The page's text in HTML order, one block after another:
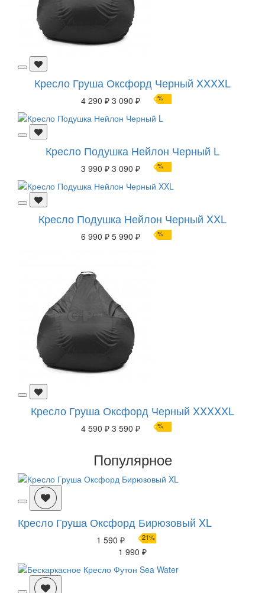
Кресло Груша Оксфорд Черный XXXXL
4 290 ₽ 3 090 ₽ %
Кресло Подушка Нейлон Черный L
3 990 ₽ 3 090 ₽ %
Кресло Подушка Нейлон Черный XXL
6 990 ₽ 5 990 ₽ %
Кресло Груша Оксфорд Черный XXXXXL
4 590 ₽ 3 590 ₽ %
Популярное
Кресло Груша Оксфорд Бирюзовый XL
1 590 ₽ 21%
1 990 ₽